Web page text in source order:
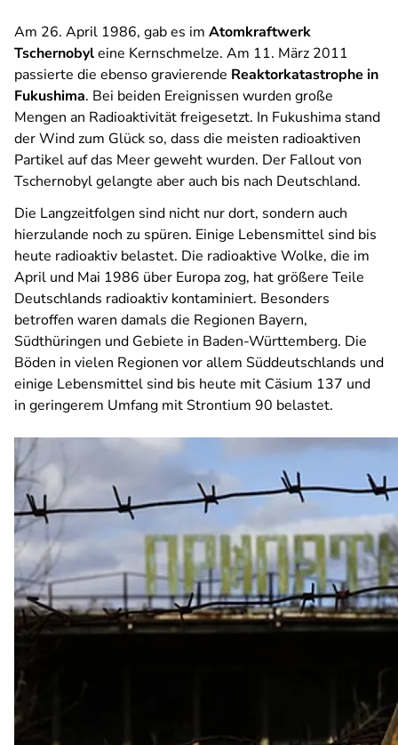
Am 26. April 1986, gab es im Atomkraftwerk
Tschernobyleine Kernschmelze. Am 11. März 2011
passierte die ebenso gravierende Reaktorkatastrophe in
Fukushima. Bei beiden Ereignissen wurden große
Mengen an Radioaktivität freigesetzt. In Fukushima stand
der Wind zum Glück so, dass die meisten radioaktiven
Partikel auf das Meer geweht wurden. Der Fallout von
Tschernobyl gelangte aber auch bis nach Deutschland.
Die Langzeitfolgen sind nicht nur dort, sondern auch
hierzulande noch zu spüren. Einige Lebensmittel sind bis
heute radioaktiv belastet. Die radioaktive Wolke, die im
April und Mai 1986 über Europa zog, hat größere Teile
Deutschlands radioaktiv kontaminiert. Besonders
betroffen waren damals die Regionen Bayern,
Südthüringen und Gebiete in Baden-Württemberg. Die
Böden in vielen Regionen vor allem Süddeutschlands und
einige Lebensmittel sind bis heute mit Cäsium 137 und
in geringerem Umfang mit Strontium 90 belastet.